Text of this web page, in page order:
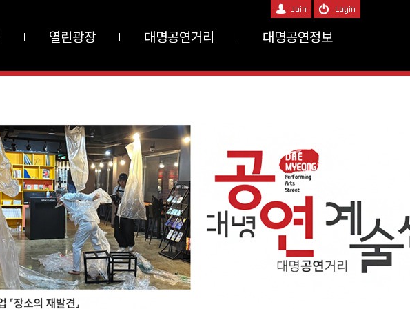
열린광장 대명공연거리 대명공연정보